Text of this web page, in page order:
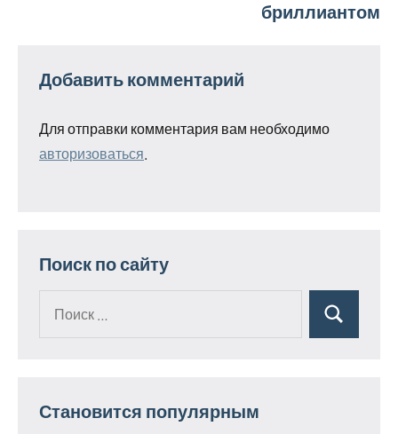
бриллиантом
Добавить комментарий
Для отправки комментария вам необходимо
авторизоваться
Поиск по сайту
Поиск
Становится популярным